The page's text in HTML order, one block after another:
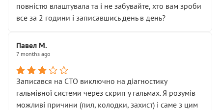
повністю влаштувала та і не забувайте, хто вам зроби
все за 2 години і записавшись день в день?
Павел М.
7 months ago
Записався на СТО виключно на діагностику
гальмівної системи через скрип у гальмах. Я розумів
можливі причини (пил, колодки, захист) і саме з цим